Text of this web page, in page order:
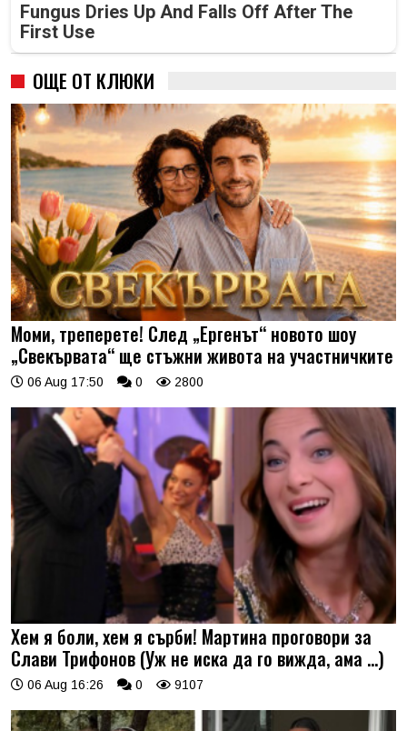
Fungus Dries Up And Falls Off After The
First Use
ОЩЕ ОТ КЛЮКИ
Моми, треперете! След „Ергенът“ новото шоу
„Свекървата“ ще стъжни живота на участничките
06 Aug 17:50 0 2800
Хем я боли, хем я сърби! Мартина проговори за
Слави Трифонов (Уж не иска да го вижда, ама …)
06 Aug 16:26 0 9107